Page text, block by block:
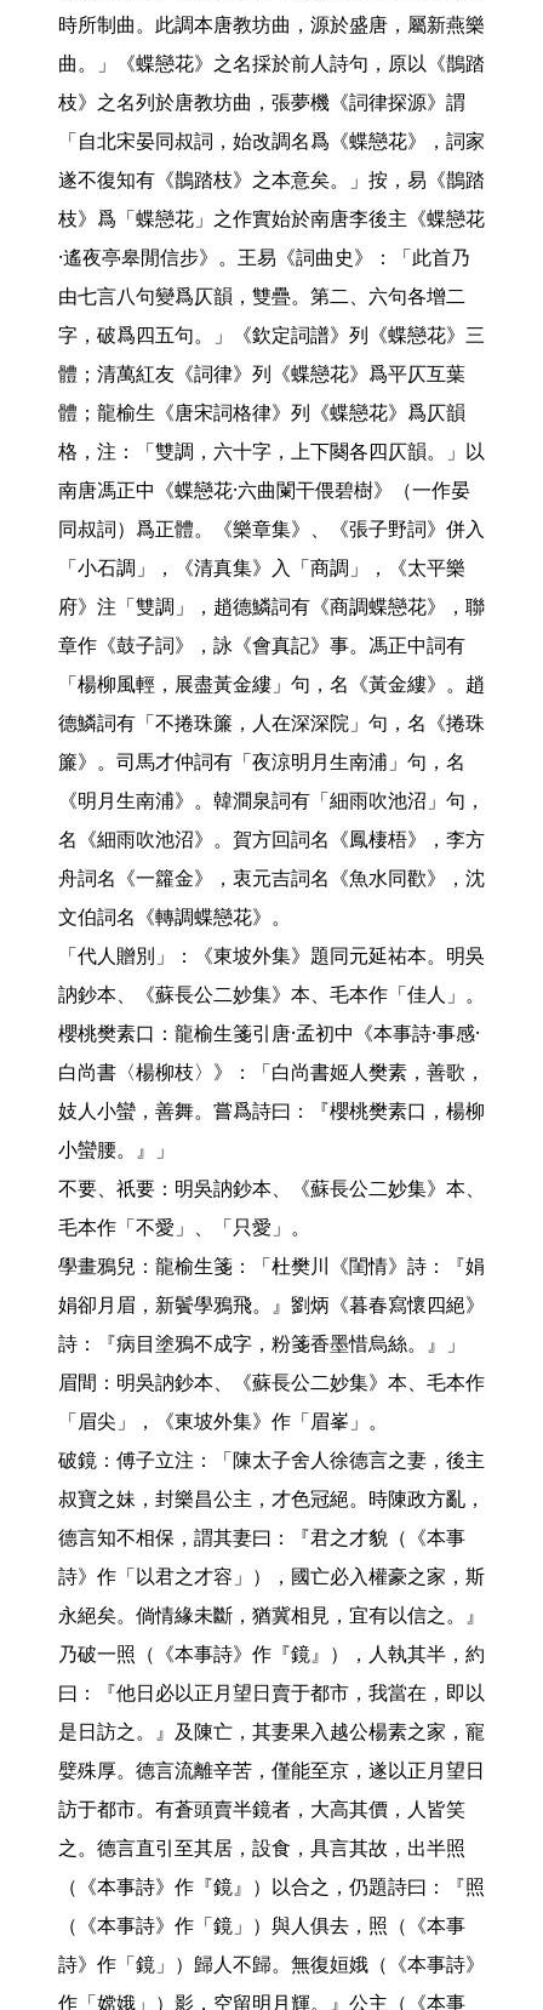
時所制曲。此調本唐教坊曲，源於盛唐，屬新燕樂
曲。」《蝶戀花》之名採於前人詩句，原以《鵲踏
枝》之名列於唐教坊曲，張夢機《詞律探源》謂
「自北宋晏同叔詞，始改調名爲《蝶戀花》，詞家
遂不復知有《鵲踏枝》之本意矣。」按，易《鵲踏
枝》爲「蝶戀花」之作實始於南唐李後主《蝶戀花
·遙夜亭皋閒信步》。王易《詞曲史》：「此首乃
由七言八句變爲仄韻，雙疊。第二、六句各增二
字，破爲四五句。」《欽定詞譜》列《蝶戀花》三
體；清萬紅友《詞律》列《蝶戀花》爲平仄互葉
體；龍榆生《唐宋詞格律》列《蝶戀花》爲仄韻
格，注：「雙調，六十字，上下闋各四仄韻。」以
南唐馮正中《蝶戀花·六曲闌干偎碧樹》（一作晏
同叔詞）爲正體。《樂章集》、《張子野詞》併入
「小石調」，《清真集》入「商調」，《太平樂
府》注「雙調」，趙德鱗詞有《商調蝶戀花》，聯
章作《鼓子詞》，詠《會真記》事。馮正中詞有
「楊柳風輕，展盡黃金縷」句，名《黃金縷》。趙
德鱗詞有「不捲珠簾，人在深深院」句，名《捲珠
簾》。司馬才仲詞有「夜涼明月生南浦」句，名
《明月生南浦》。韓澗泉詞有「細雨吹池沼」句，
名《細雨吹池沼》。賀方回詞名《鳳棲梧》，李方
舟詞名《一籮金》，衷元吉詞名《魚水同歡》，沈
文伯詞名《轉調蝶戀花》。
「代人贈別」：《東坡外集》題同元延祐本。明吳
訥鈔本、《蘇長公二妙集》本、毛本作「佳人」。
櫻桃樊素口：龍榆生箋引唐·孟初中《本事詩·事感·
白尚書〈楊柳枝〉》：「白尚書姬人樊素，善歌，
妓人小蠻，善舞。嘗爲詩曰：『櫻桃樊素口，楊柳
小蠻腰。』」
不要、祇要：明吳訥鈔本、《蘇長公二妙集》本、
毛本作「不愛」、「只愛」。
學畫鴉兒：龍榆生箋：「杜樊川《閨情》詩：『娟
娟卻月眉，新鬢學鴉飛。』劉炳《暮春寫懷四絕》
詩：『病目塗鴉不成字，粉箋香墨惜烏絲。』」
眉間：明吳訥鈔本、《蘇長公二妙集》本、毛本作
「眉尖」，《東坡外集》作「眉峯」。
破鏡：傅子立注：「陳太子舍人徐德言之妻，後主
叔寶之妹，封樂昌公主，才色冠絕。時陳政方亂，
德言知不相保，謂其妻曰：『君之才貌（《本事
詩》作「以君之才容」），國亡必入權豪之家，斯
永絕矣。倘情緣未斷，猶冀相見，宜有以信之。』
乃破一照（《本事詩》作『鏡』），人執其半，約
曰：『他日必以正月望日賣于都市，我當在，即以
是日訪之。』及陳亡，其妻果入越公楊素之家，寵
嬖殊厚。德言流離辛苦，僅能至京，遂以正月望日
訪于都市。有蒼頭賣半鏡者，大高其價，人皆笑
之。德言直引至其居，設食，具言其故，出半照
（《本事詩》作『鏡』）以合之，仍題詩曰：『照
（《本事詩》作「鏡」）與人俱去，照（《本事
詩》作「鏡」）歸人不歸。無復姮娥（《本事詩》
作「嫦娥」）影，空留明月輝。』公主（《本事